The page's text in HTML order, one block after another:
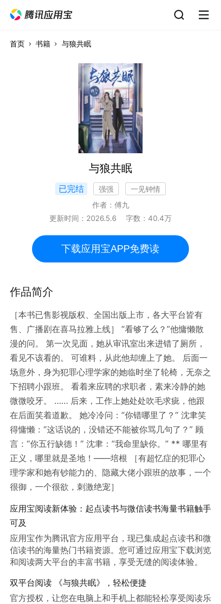
首页 书籍 与狼共眠
与狼共眠
已完结 强强
一见钟情
作者： 傅九
更新时间： 2026.5.6 字数： 40.4万
下载应用宝APP免费读
作品简介
［本书已售影视版权、全国出版上市，各大平台皆有
售、广播剧在喜马拉雅上线］ “看够了么？”他慵懒散
漫的问。 第一次见面，她从审讯室出来进错了厕所，
看见不该看的。 可谁料，从此他却缠上了她。 后面一
场意外，身为犯罪心理学家的她临时坐了轮椅，无奈之
下招聘小跟班。 看着来应聘的求职者，素来冷静的她
微微咬牙。 …… 后来，工作上她处处吹毛求疵，他跟
在后面笑着道歉。 她冷冷问：“你错哪里了？” 沈聿笑
得慵懒：“这话说的，没错还不能被你骂几句了？” 顾
言：“你五行缺德！” 沈聿：“我命里缺你。” ** 哪里有
正义，哪里就是圣地！——培根 ［有超忆症的犯罪心
理学家和她有钞能力的、隐藏大佬小跟班的故事，一个
很御，一个很欲，刺激绝宠］
应用宝阅读新体验：起点读书与微信读书海量书籍触手
可及
应用宝作为腾讯官方应用平台，现已集成起点读书和微
信读书的海量热门书籍资源。您可通过应用宝下载浏览
和阅读两大平台的丰富书籍，享受无缝的阅读体验。
双平台阅读 《与狼共眠》，轻松便捷
官方授权，让您在电脑上和手机上都能轻松享受阅读乐